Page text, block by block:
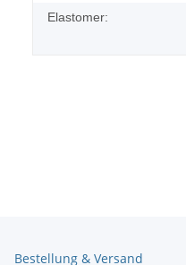
Elastomer:
Bestellung & Versand